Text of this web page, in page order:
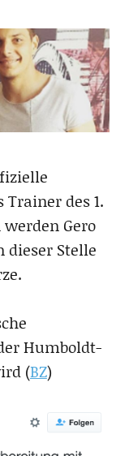
des 1.
Gero
dieser Stelle
Humboldt-
(BZ)